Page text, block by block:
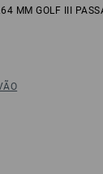
MM GOLF III